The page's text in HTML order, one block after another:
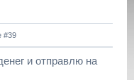
#39
и отправлю на